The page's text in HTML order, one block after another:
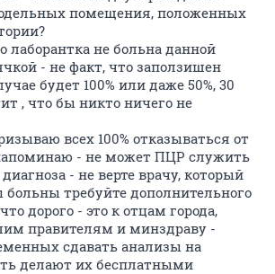
одельных помещения, положенных
лаборантка не больна данной
- не факт, что заползишен
будет 100% или даже 50%, 30
, что бы никто ничего не
всех 100% отказываться от
- не может ПЦР служить
- не верте врачу, который
требуйте дополнительного
дорого - это к отцам города,
правителям и минздраву -
сдавать анализы на
делают их бесплатными